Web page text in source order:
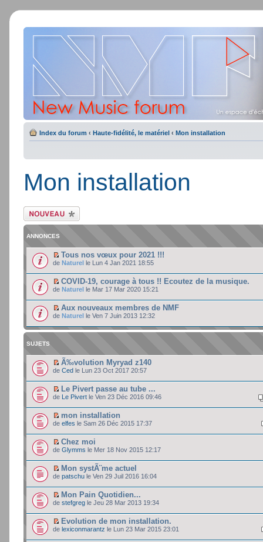
Index du forum ‹ Haute-fidélité, le matériel ‹ Mon installation
Mon installation
Ecrire un nouveau
sujet
ANNONCES
Tous nos vœux pour 2021 !!!
de Naturel le Lun 4 Jan 2021 18:55
COVID-19, courage à tous !! Ecoutez de la musique.
de Naturel le Mar 17 Mar 2020 15:21
Aux nouveaux membres de NMF
de Naturel le Ven 7 Juin 2013 12:32
SUJETS
Ã‰volution Myryad z140
de Ced le Lun 23 Oct 2017 20:57
Le Pivert passe au tube ...
de Le Pivert le Ven 23 Déc 2016 09:46
mon installation
de elfes le Sam 26 Déc 2015 17:37
Chez moi
de Glymms le Mer 18 Nov 2015 12:17
Mon systÃ¨me actuel
de patschu le Ven 29 Juil 2016 16:04
Mon Pain Quotidien...
de stefgreg le Jeu 28 Mar 2013 19:34
Evolution de mon installation.
de lexiconmarantz le Lun 23 Mar 2015 23:01